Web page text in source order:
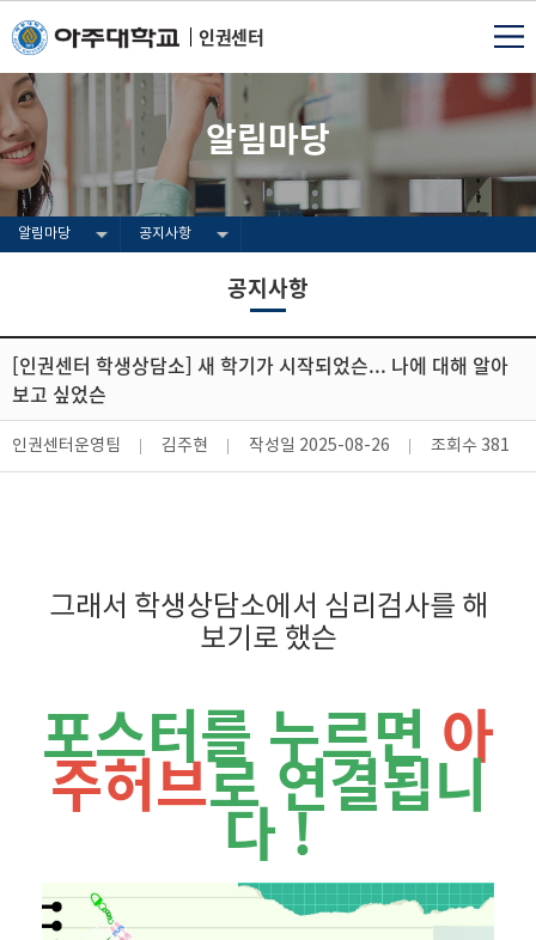
인권센터
알림마당
알림마당 공지사항
공지사항
[인권센터 학생상담소] 새 학기가 시작되었슨... 나에 대해 알아
보고 싶었슨
인권센터운영팀 김주현 작성일 2025-08-26 조회수 381
그래서 학생상담소에서 심리검사를 해
보기로 했슨
포스터를 누르면 아
주허브로 연결됩니
다 !